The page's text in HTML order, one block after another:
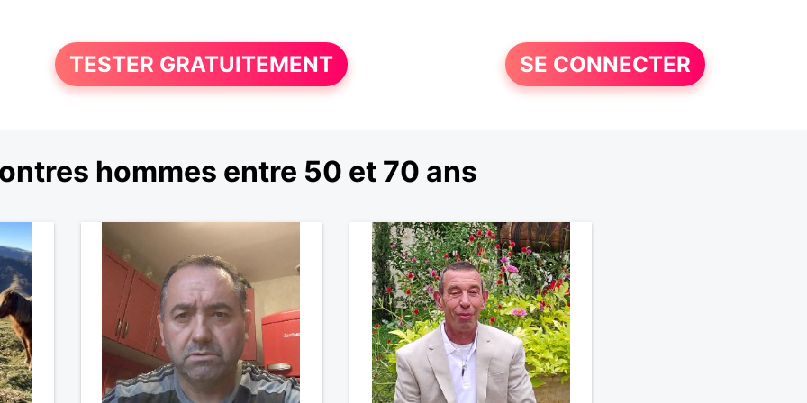
TESTER GRATUITEMENT SE CONNECTER
hommes entre 50 et 70 ans